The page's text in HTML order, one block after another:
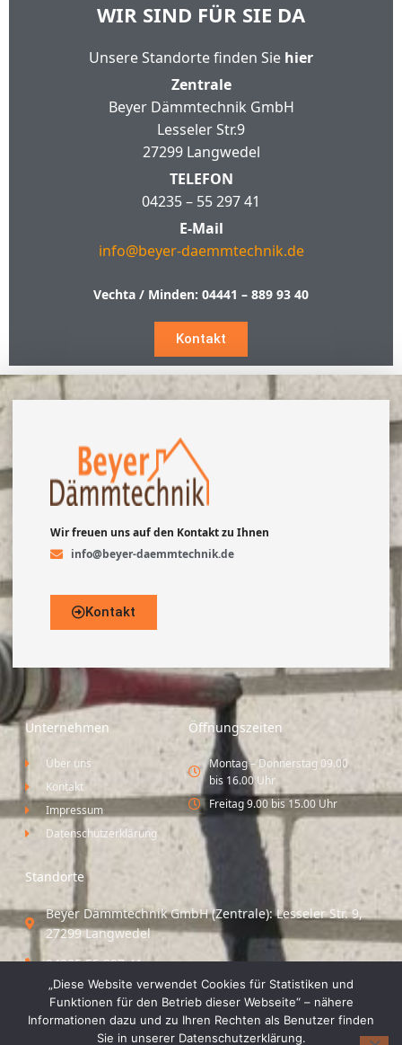
WIR SIND FÜR SIE DA
Unsere Standorte finden Sie hier
Zentrale
Beyer Dämmtechnik GmbH
Lesseler Str.9
27299 Langwedel
TELEFON
04235 – 55 297 41
E-Mail
info@beyer-daemmtechnik.de
Vechta / Minden: 04441 – 889 93 40
Kontakt
Wir freuen uns auf den Kontakt zu Ihnen
info@beyer-daemmtechnik.de
Kontakt
Unternehmen
Über uns
Kontakt
Impressum
Datenschutzerklärung
Öffnungszeiten
Montag – Donnerstag 09.00
bis 16.00 Uhr
Freitag 9.00 bis 15.00 Uhr
Standorte
Beyer Dämmtechnik GmbH (Zentrale): Lesseler Str. 9,
27299 Langwedel
04235 55 297 41
Standort Vechta / Minden: Osloer Straße 21 49377
Vechta
„Diese Website verwendet Cookies für Statistiken und
Funktionen für den Betrieb dieser Webseite“ – nähere
Informationen dazu und zu Ihren Rechten als Benutzer finden
Sie in unserer Datenschutzerklärung.